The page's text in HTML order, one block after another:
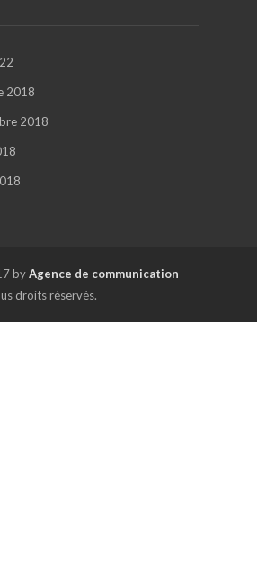
2018
2018
byAgence de communication
droits réservés.